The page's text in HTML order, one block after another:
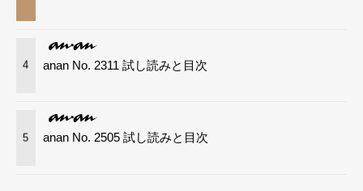
4 anan No. 2311 試し読みと目次
5 anan No. 2505 試し読みと目次